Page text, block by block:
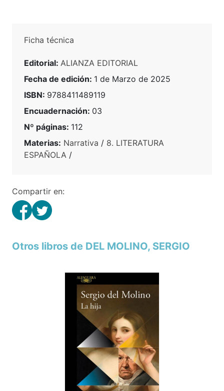
Ficha técnica
Editorial: ALIANZA EDITORIAL
Fecha de edición: 1 de Marzo de 2025
ISBN: 9788411489119
Encuadernación: 03
Nº páginas: 112
Materias: Narrativa / 8. LITERATURA
ESPAÑOLA /
Compartir en:
Otros libros de DEL MOLINO, SERGIO